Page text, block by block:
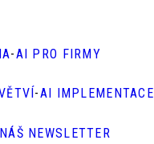
-AI PRO FIRMY
-AI IMPLEMENTACE
NEWSLETTER